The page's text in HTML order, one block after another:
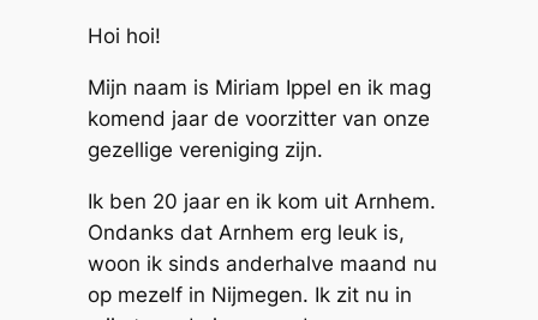
Hoi hoi!
Mijn naam is Miriam Ippel en ik mag
komend jaar de voorzitter van onze
gezellige vereniging zijn.
Ik ben 20 jaar en ik kom uit Arnhem.
Ondanks dat Arnhem erg leuk is,
woon ik sinds anderhalve maand nu
op mezelf in Nijmegen. Ik zit nu in